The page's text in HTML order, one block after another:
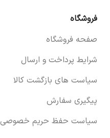
فروشگاه
صفحه فروشگاه
شرایط پرداخت و ارسال
سیاست های بازگشت کالا
پیگیری سفارش
سیاست حفظ حریم خصوصی